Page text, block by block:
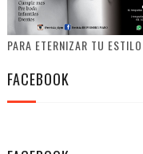
PARA ETERNIZAR TU ESTILO
FACEBOOK